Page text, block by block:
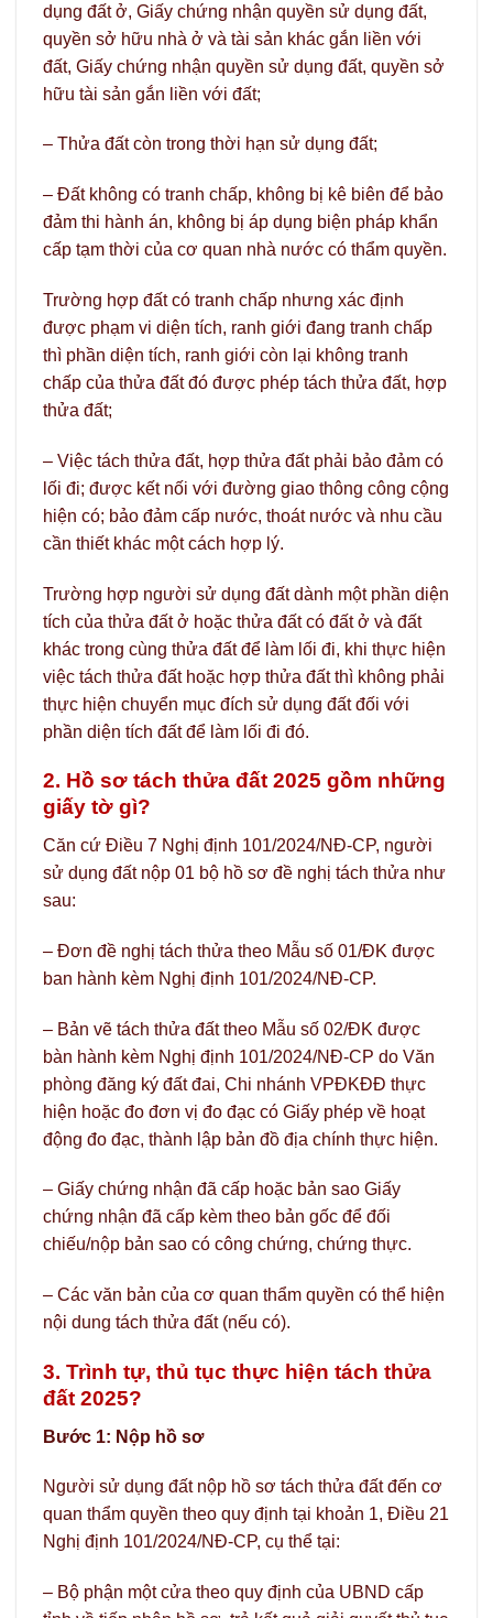
dụng đất ở, Giấy chứng nhận quyền sử dụng đất,
quyền sở hữu nhà ở và tài sản khác gắn liền với
đất, Giấy chứng nhận quyền sử dụng đất, quyền sở
hữu tài sản gắn liền với đất;
– Thửa đất còn trong thời hạn sử dụng đất;
– Đất không có tranh chấp, không bị kê biên để bảo
đảm thi hành án, không bị áp dụng biện pháp khẩn
cấp tạm thời của cơ quan nhà nước có thẩm quyền.
Trường hợp đất có tranh chấp nhưng xác định
được phạm vi diện tích, ranh giới đang tranh chấp
thì phần diện tích, ranh giới còn lại không tranh
chấp của thửa đất đó được phép tách thửa đất, hợp
thửa đất;
– Việc tách thửa đất, hợp thửa đất phải bảo đảm có
lối đi; được kết nối với đường giao thông công cộng
hiện có; bảo đảm cấp nước, thoát nước và nhu cầu
cần thiết khác một cách hợp lý.
Trường hợp người sử dụng đất dành một phần diện
tích của thửa đất ở hoặc thửa đất có đất ở và đất
khác trong cùng thửa đất để làm lối đi, khi thực hiện
việc tách thửa đất hoặc hợp thửa đất thì không phải
thực hiện chuyển mục đích sử dụng đất đối với
phần diện tích đất để làm lối đi đó.
2. Hồ sơ tách thửa đất 2025 gồm những
giấy tờ gì?
Căn cứ Điều 7 Nghị định 101/2024/NĐ-CP, người
sử dụng đất nộp 01 bộ hồ sơ đề nghị tách thửa như
sau:
– Đơn đề nghị tách thửa theo Mẫu số 01/ĐK được
ban hành kèm Nghị định 101/2024/NĐ-CP.
– Bản vẽ tách thửa đất theo Mẫu số 02/ĐK được
bàn hành kèm Nghị định 101/2024/NĐ-CP do Văn
phòng đăng ký đất đai, Chi nhánh VPĐKĐĐ thực
hiện hoặc đo đơn vị đo đạc có Giấy phép về hoạt
động đo đạc, thành lập bản đồ địa chính thực hiện.
– Giấy chứng nhận đã cấp hoặc bản sao Giấy
chứng nhận đã cấp kèm theo bản gốc để đối
chiếu/nộp bản sao có công chứng, chứng thực.
– Các văn bản của cơ quan thẩm quyền có thể hiện
nội dung tách thửa đất (nếu có).
3. Trình tự, thủ tục thực hiện tách thửa
đất 2025?
Bước 1: Nộp hồ sơ
Người sử dụng đất nộp hồ sơ tách thửa đất đến cơ
quan thẩm quyền theo quy định tại khoản 1, Điều 21
Nghị định 101/2024/NĐ-CP, cụ thể tại:
– Bộ phận một cửa theo quy định của UBND cấp